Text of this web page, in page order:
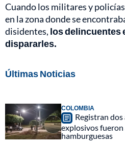
Cuando los militares y
en la zona donde se
disidentes, los delincuentes
dispararles.
Últimas Noticias
COLOMBIA
Registran
explosivos
hamburguesas